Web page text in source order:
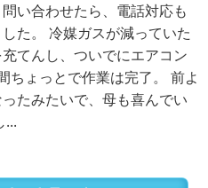
い合わせたら、電話対応も
た。 冷媒ガスが減っていた
てんし、ついでにエアコン
ちょっとで作業は完了。 前よ
たみたいで、母も喜んでい
...